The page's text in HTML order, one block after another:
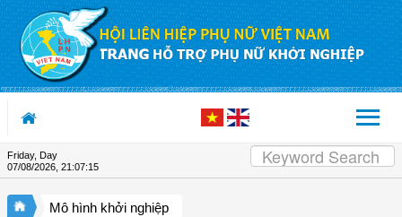
Skip to Content
Friday, Day
07/08/2026 21:07:15
Mô hình khởi nghiệp